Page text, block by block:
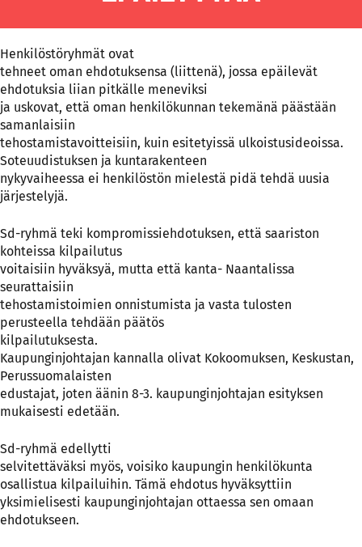
Henkilöstöryhmät ovat
tehneet oman ehdotuksensa (liittenä), jossa epäilevät
ehdotuksia liian pitkälle meneviksi
ja uskovat, että oman henkilökunnan tekemänä päästään
samanlaisiin
tehostamistavoitteisiin, kuin esitetyissä ulkoistusideoissa.
Soteuudistuksen ja kuntarakenteen
nykyvaiheessa ei henkilöstön mielestä pidä tehdä uusia
järjestelyjä.
Sd-ryhmä teki kompromissiehdotuksen, että saariston
kohteissa kilpailutus
voitaisiin hyväksyä, mutta että kanta- Naantalissa
seurattaisiin
tehostamistoimien onnistumista ja vasta tulosten
perusteella tehdään päätös
kilpailutuksesta.
Kaupunginjohtajan kannalla olivat Kokoomuksen, Keskustan,
Perussuomalaisten
edustajat, joten äänin 8-3. kaupunginjohtajan esityksen
mukaisesti edetään.
Sd-ryhmä edellytti
selvitettäväksi myös, voisiko kaupungin henkilökunta
osallistua kilpailuihin. Tämä ehdotus hyväksyttiin
yksimielisesti kaupunginjohtajan ottaessa sen omaan
ehdotukseen.